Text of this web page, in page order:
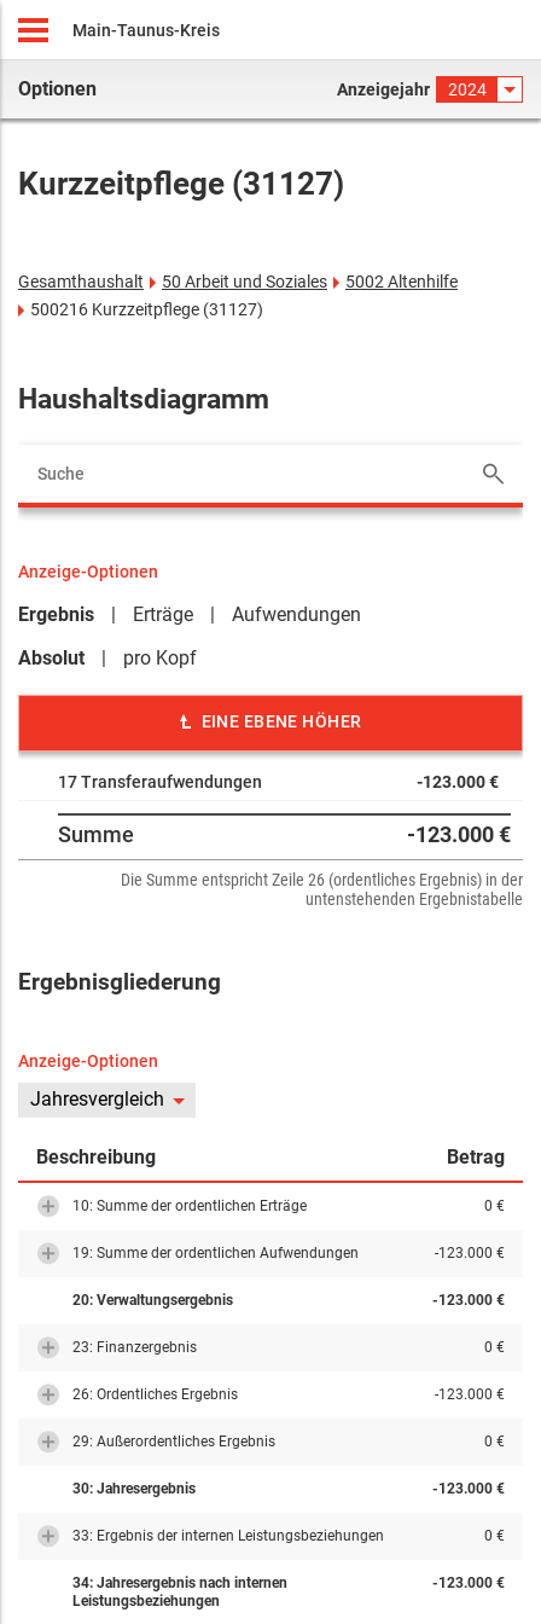
Main-Taunus-Kreis
Optionen Anzeigejahr 2024
Kurzzeitpflege (31127)
Gesamthaushalt 50 Arbeit und Soziales
5002 Altenhilfe
500216 Kurzzeitpflege (31127)
Haushaltsdiagramm
Anzeige-Optionen
Ergebnis Erträge
Aufwendungen
Absolut
pro Kopf
EINE EBENE HÖHER
17 Transferaufwendungen -123.000 €
Summe -123.000 €
Die Summe entspricht Zeile 26 (ordentliches Ergebnis) in der
untenstehenden Ergebnistabelle
Ergebnisgliederung
Anzeige-Optionen
Jahresvergleich
Beschreibung Betrag
10: Summe der ordentlichen Erträge 0 €
19: Summe der ordentlichen Aufwendungen -123.000 €
20: Verwaltungsergebnis -123.000 €
23: Finanzergebnis 0 €
26: Ordentliches Ergebnis -123.000 €
29: Außerordentliches Ergebnis 0 €
30: Jahresergebnis -123.000 €
33: Ergebnis der internen Leistungsbeziehungen 0 €
34: Jahresergebnis nach internen
Leistungsbeziehungen
-123.000 €